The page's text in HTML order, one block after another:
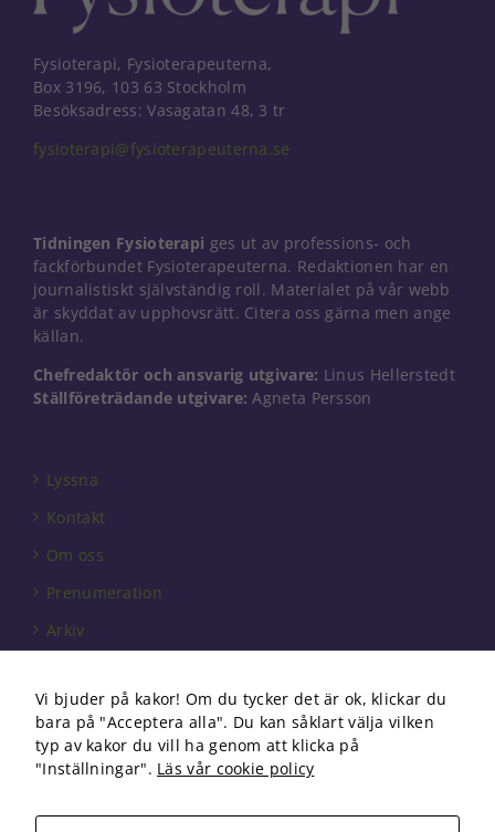
Fysioterapi, Fysioterapeuterna,
Box 3196, 103 63 Stockholm
Besöksadress: Vasagatan 48, 3 tr
fysioterapi@fysioterapeuterna.se
Tidningen Fysioterapi ges ut av professions- och
fackförbundet Fysioterapeuterna. Redaktionen har en
journalistiskt självständig roll. Materialet på vår webb
är skyddat av upphovsrätt. Citera oss gärna men ange
källan.
Chefredaktör och ansvarig utgivare: Linus Hellerstedt
Ställföreträdande utgivare: Agneta Persson
Lyssna
Kontakt
Om oss
Prenumeration
Arkiv
Förbundet
Om cookies
Vi bjuder på kakor! Om du tycker det är ok, klickar du
bara på "Acceptera alla". Du kan såklart välja vilken
typ av kakor du vill ha genom att klicka på
"Inställningar". Läs vår cookie policy